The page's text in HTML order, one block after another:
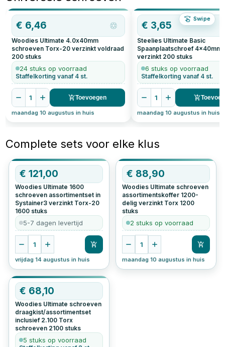
Swipe
€ 6,46
Woodies Ultimate 4.0x40mm
schroeven Torx-20 verzinkt voldraad
200 stuks
24 stuks op voorraad
Staffelkorting vanaf 4 st.
1 Toevoegen
maandag 10 augustus in huis
€ 3,65
Steelies Ultimate Basic
Spaanplaatschroef 4x40mm
verzinkt 200 stuks
6 stuks op voorraad
Staffelkorting vanaf 4 st.
1
maandag 10 augustus in huis
Complete sets voor elke klus
€121,00
Woodies Ultimate 1600
schroeven assortimentset in
Systainer3 verzinkt Torx-20
1600 stuks
5-7 dagen levertijd
1
vrijdag 14 augustus in huis
€ 88,90
Woodies Ultimate schroeven
assortimentskoffer 1200-
delig verzinkt Torx 1200
stuks
2 stuks op voorraad
1
maandag 10 augustus in huis
€ 68,10
Woodies Ultimate schroeven
draagkist/assortimentset
inclusief 2.100 Torx
schroeven 2100 stuks
5 stuks op voorraad